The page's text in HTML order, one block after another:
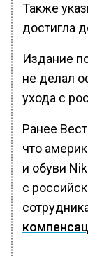
Также
достигла
Издание
не делал
ухода с
Ранее
что
и обуви
с